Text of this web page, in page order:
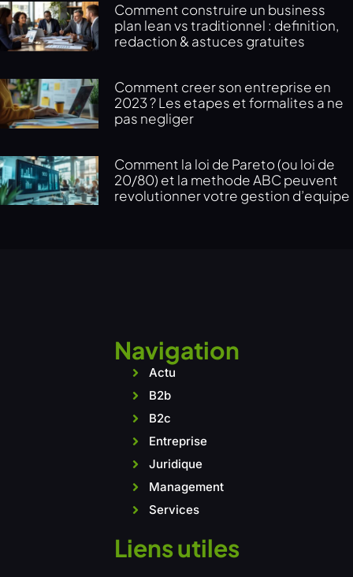
Comment construire un business
plan lean vs traditionnel : definition,
redaction & astuces gratuites
Comment creer son entreprise en
2023 ? Les etapes et formalites a ne
pas negliger
Comment la loi de Pareto (ou loi de
20/80) et la methode ABC peuvent
revolutionner votre gestion d’equipe
Navigation
Actu
B2b
B2c
Entreprise
Juridique
Management
Services
Liens utiles